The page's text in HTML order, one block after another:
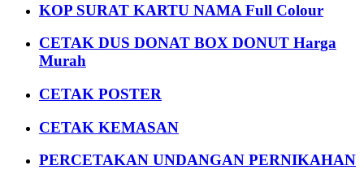
KOP SURAT KARTU NAMA Full Colour
CETAK DUS DONAT BOX DONUT Harga
Murah
CETAK POSTER
CETAK KEMASAN
PERCETAKAN UNDANGAN PERNIKAHAN